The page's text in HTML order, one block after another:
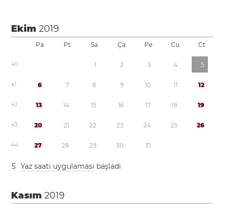
Ekim2019
Pa Pt Sa Ça Pe Cu Ct
40 1 2 3 4 5
41 6 7 8 9 10 11 12
42 13 14 15 16 17 18 19
43 20 21 22 23 24 25 26
44 27 28 29 30 31
5 Yaz saati uygulaması başladı
Kasım2019